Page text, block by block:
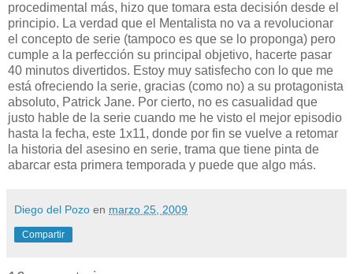
procedimental más, hizo que tomara esta decisión desde el
principio. La verdad que el Mentalista no va a revolucionar
el concepto de serie (tampoco es que se lo proponga) pero
cumple a la perfección su principal objetivo, hacerte pasar
40 minutos divertidos. Estoy muy satisfecho con lo que me
está ofreciendo la serie, gracias (como no) a su protagonista
absoluto, Patrick Jane. Por cierto, no es casualidad que
justo hable de la serie cuando me he visto el mejor episodio
hasta la fecha, este 1x11, donde por fin se vuelve a retomar
la historia del asesino en serie, trama que tiene pinta de
abarcar esta primera temporada y puede que algo más.
Diego del Pozo en marzo 25, 2009
Compartir